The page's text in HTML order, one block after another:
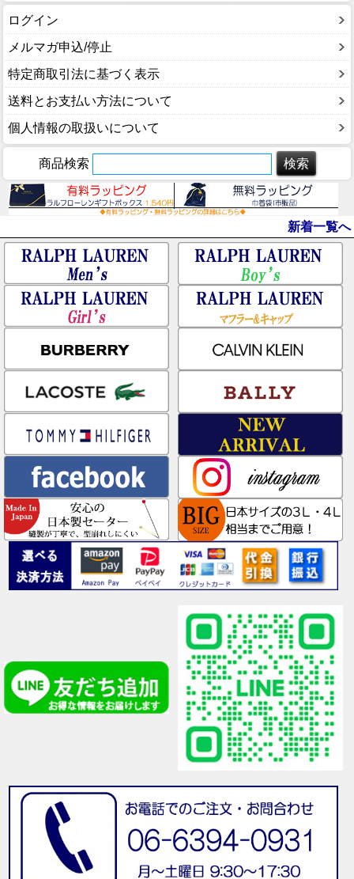
ログイン
メルマガ申込/停止
特定商取引法に基づく表示
送料とお支払い方法について
個人情報の取扱いについて
商品検索
新着一覧へ